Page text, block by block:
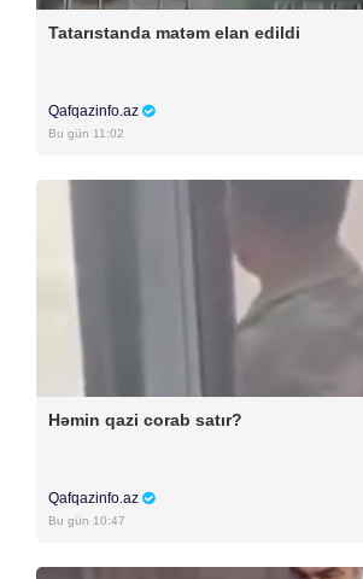
Tatarıstanda matəm elan edildi
Qafqazinfo.az
Bu gün 11:02
Həmin qazi corab satır?
Qafqazinfo.az
Bu gün 10:47